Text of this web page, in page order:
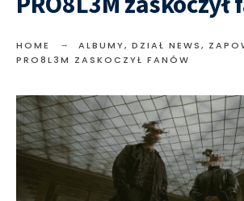
HOME ALBUMY, DZIAŁ NEWS,
PRO8L3M ZASKOCZYŁ FANÓW